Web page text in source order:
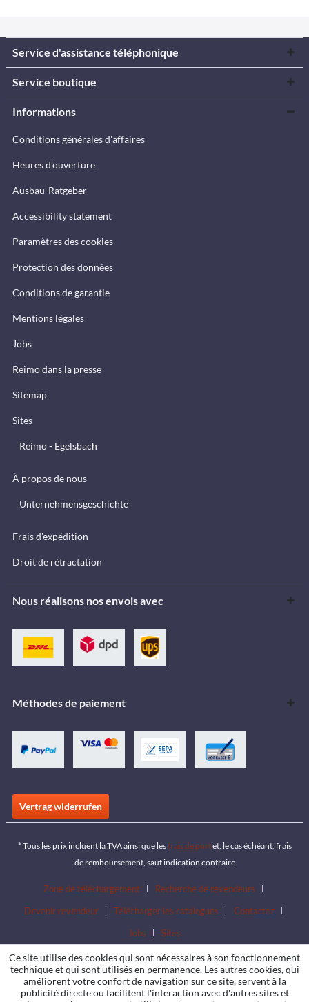
Service d'assistance téléphonique
Service boutique
Informations
Conditions générales d'affaires
Heures d'ouverture
Ausbau-Ratgeber
Accessibility statement
Paramètres des cookies
Protection des données
Conditions de garantie
Mentions légales
Jobs
Reimo dans la presse
Sitemap
Sites
Reimo - Egelsbach
À propos de nous
Unternehmensgeschichte
Frais d'expédition
Droit de rétractation
Nous réalisons nos envois avec
Méthodes de paiement
Vertrag widerrufen
* Tous les prix incluent la TVA ainsi que lesfrais de portet, le cas échéant, frais
de remboursement, sauf indication contraire
Zone de téléchargement
Recherche de revendeurs
Devenir revendeur
Télécharger les catalogues
Contactez
Jobs
Sites
Ce site utilise des cookies qui sont nécessaires à son fonctionnement
technique et qui sont utilisés en permanence. Les autres cookies, qui
améliorent votre confort de navigation sur ce site, servent à la
publicité directe ou facilitent l'interaction avec d'autres sites et